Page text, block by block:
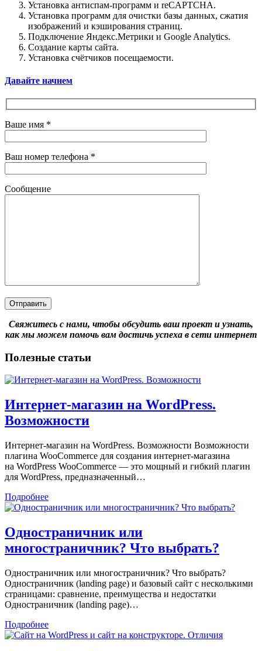
Установка антиспам-программ и reCAPTCHA.
Установка программ для очистки базы данных, сжатия
изображений и кэширования страниц.
Подключение Яндекс.Метрики и Google Analytics.
Создание карты сайта.
Установка счётчиков посещаемости.
Давайте начнем
Ваше имя *
Ваш номер телефона *
Сообщение
Свяжитесь с нами, чтобы обсудить ваш проект и узнать,
как мы можем помочь вам достичь успеха в сети интернет
Полезные статьи
Интернет-магазин на WordPress.
Возможности
Интернет-магазин на WordPress. Возможности Возможности
плагина WooCommerce для создания интернет-магазина
на WordPress WooCommerce — это мощный и гибкий плагин
для WordPress, предназначенный…
Подробнее
Одностраничник или
многостраничник? Что выбрать?
Одностраничник или многостраничник? Что выбрать?
Одностраничник (landing page) и базовый сайт с несколькими
страницами: сравнение, преимущества и недостатки
Одностраничник (landing page)…
Подробнее